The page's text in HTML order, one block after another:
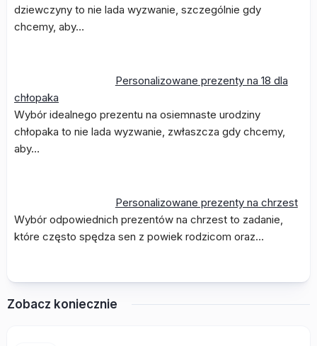
dziewczyny to nie lada wyzwanie, szczególnie gdy
chcemy, aby…
Personalizowane prezenty na 18 dla
chłopaka
Wybór idealnego prezentu na osiemnaste urodziny
chłopaka to nie lada wyzwanie, zwłaszcza gdy chcemy,
aby…
Personalizowane prezenty na chrzest
Wybór odpowiednich prezentów na chrzest to zadanie,
które często spędza sen z powiek rodzicom oraz…
Zobacz koniecznie